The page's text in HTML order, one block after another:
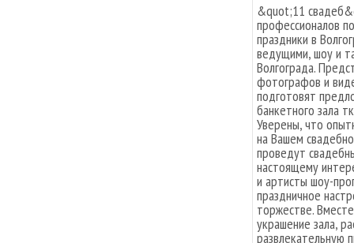
&quot;11
профессионалов
праздники в
ведущими, шоу и
Волгограда.
фотографов и
подготовят
банкетного зала
Уверены, что
на Вашем
проведут
настоящему
и артисты шоу-
праздничное
торжестве.
украшение зала,
развлекательную